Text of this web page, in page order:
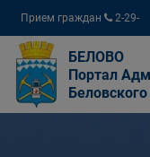
Прием граждан
2-29-
04
БЕЛОВО
Портал